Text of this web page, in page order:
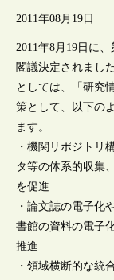
2011年08月19日
2011年8月19日に
閣議決定されまし
としては、「研究
策として、以下の
ます。
・機関リポジトリ
タ等の体系的収集
を促進
・論文誌の電子化
書館の資料の電子
推進
・領域横断的な統